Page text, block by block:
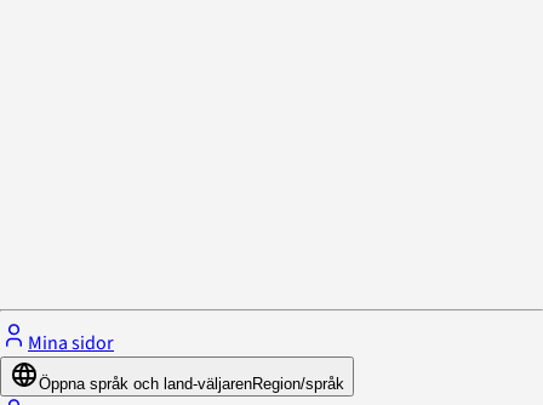
Mina sidor
Öppna språk och land-väljarenRegion/språk